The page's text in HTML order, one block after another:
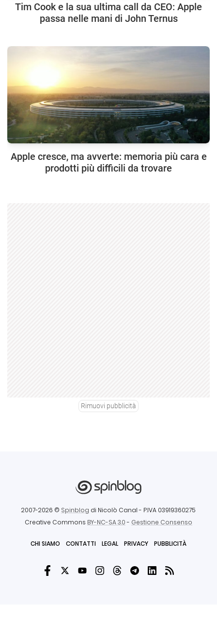
Tim Cook e la sua ultima call da CEO: Apple
passa nelle mani di John Ternus
Apple cresce, ma avverte: memoria più cara e
prodotti più difficili da trovare
Rimuovi pubblicità
2007-2026 © Spinblog di Nicolò Canal - P.IVA 03919360275
Creative Commons BY-NC-SA 3.0- Gestione Consenso
CHI SIAMO CONTATTI LEGAL PRIVACY PUBBLICITÀ